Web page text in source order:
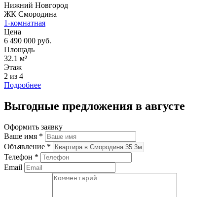
Нижний Новгород
ЖК Смородина
1-комнатная
Цена
6 490 000 руб.
Площадь
32.1 м²
Этаж
2 из 4
Подробнее
Выгодные предложения в августе
Оформить заявку
Ваше имя *
Объявление *
Телефон *
Email